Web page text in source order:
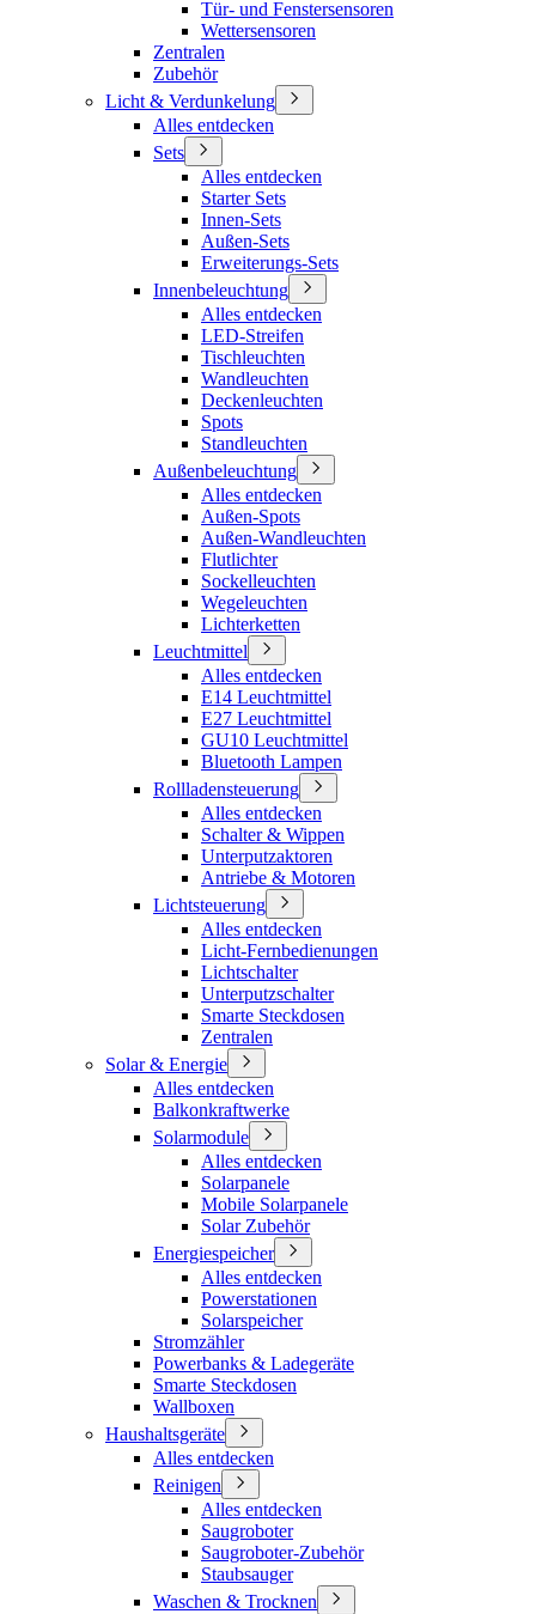
Tür- und Fenstersensoren
Wettersensoren
Zentralen
Zubehör
Licht & Verdunkelung
Alles entdecken
Sets
Alles entdecken
Starter Sets
Innen-Sets
Außen-Sets
Erweiterungs-Sets
Innenbeleuchtung
Alles entdecken
LED-Streifen
Tischleuchten
Wandleuchten
Deckenleuchten
Spots
Standleuchten
Außenbeleuchtung
Alles entdecken
Außen-Spots
Außen-Wandleuchten
Flutlichter
Sockelleuchten
Wegeleuchten
Lichterketten
Leuchtmittel
Alles entdecken
E14 Leuchtmittel
E27 Leuchtmittel
GU10 Leuchtmittel
Bluetooth Lampen
Rollladensteuerung
Alles entdecken
Schalter & Wippen
Unterputzaktoren
Antriebe & Motoren
Lichtsteuerung
Alles entdecken
Licht-Fernbedienungen
Lichtschalter
Unterputzschalter
Smarte Steckdosen
Zentralen
Solar & Energie
Alles entdecken
Balkonkraftwerke
Solarmodule
Alles entdecken
Solarpanele
Mobile Solarpanele
Solar Zubehör
Energiespeicher
Alles entdecken
Powerstationen
Solarspeicher
Stromzähler
Powerbanks & Ladegeräte
Smarte Steckdosen
Wallboxen
Haushaltsgeräte
Alles entdecken
Reinigen
Alles entdecken
Saugroboter
Saugroboter-Zubehör
Staubsauger
Waschen & Trocknen